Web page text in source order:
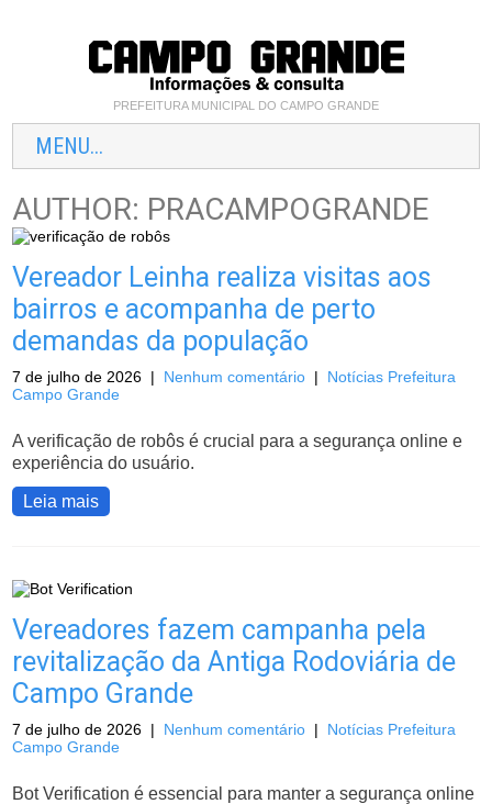
PREFEITURA MUNICIPAL DO CAMPO GRANDE
MENU...
AUTHOR: PRACAMPOGRANDE
Vereador Leinha realiza visitas aos
bairros e acompanha de perto
demandas da população
7 de julho de 2026 | Nenhum comentário | Notícias Prefeitura
Campo Grande
A verificação de robôs é crucial para a segurança online e
experiência do usuário.
Leia mais
Vereadores fazem campanha pela
revitalização da Antiga Rodoviária de
Campo Grande
7 de julho de 2026 | Nenhum comentário | Notícias Prefeitura
Campo Grande
Bot Verification é essencial para manter a segurança online